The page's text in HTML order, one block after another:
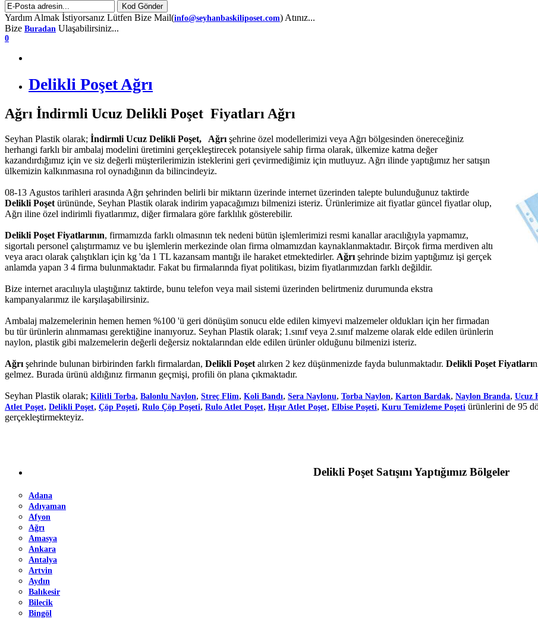
Yardım Almak İstiyorsanız Lütfen Bize Mail(info@seyhanbaskiliposet.com) Atınız...
Bize Buradan Ulaşabilirsiniz...
0
Delikli Poşet Ağrı
Ağrı İndirmli Ucuz Delikli Poşet Fiyatları Ağrı
Seyhan Plastik olarak; İndirmli Ucuz Delikli Poşet, Ağrı şehrine özel modellerimizi veya Ağrı bölgesinden önereceğiniz
herhangi farklı bir ambalaj modelini üretimini gerçekleştirecek potansiyele sahip firma olarak, ülkemize katma değer
kazandırdığımız için ve siz değerli müşterilerimizin isteklerini geri çevirmediğimiz için mutluyuz. Ağrı ilinde yaptığımız her satışın
ülkemizin kalkınmasına rol oynadığının da bilincindeyiz.
08-13 Agustos tarihleri arasında Ağrı şehrinden belirli bir miktarın üzerinde internet üzerinden talepte bulunduğunuz taktirde
Delikli Poşet ürününde, Seyhan Plastik olarak indirim yapacağımızı bilmenizi isteriz. Ürünlerimize ait fiyatlar güncel fiyatlar olup,
Ağrı iline özel indirimli fiyatlarımız, diğer firmalara göre farklılık gösterebilir.
Delikli Poşet Fiyatlarının, firmamızda farklı olmasının tek nedeni bütün işlemlerimizi resmi kanallar aracılığıyla yapmamız,
sigortalı personel çalıştırmamız ve bu işlemlerin merkezinde olan firma olmamızdan kaynaklanmaktadır. Birçok firma merdiven altı
veya aracı olarak çalıştıkları için kg 'da 1 TL kazansam mantığı ile haraket etmektedirler. Ağrı şehrinde bizim yaptığımız işi gerçek
anlamda yapan 3 4 firma bulunmaktadır. Fakat bu firmalarında fiyat politikası, bizim fiyatlarımızdan farklı değildir.
Bize internet aracılııyla ulaştığınız taktirde, bunu telefon veya mail sistemi üzerinden belirtmeniz durumunda ekstra
kampanyalarımız ile karşılaşabilirsiniz.
Ambalaj malzemelerinin hemen hemen %100 'ü geri dönüşüm sonucu elde edilen kimyevi malzemeler oldukları için her firmadan
bu tür ürünlerin alınmaması gerektiğine inanıyoruz. Seyhan Plastik olarak; 1.sınıf veya 2.sınıf malzeme olarak elde edilen ürünlerin
naylon, plastik gibi malzemelerin değerli değersiz noktalarından elde edilen ürünler olduğunu bilmenizi isteriz.
Ağrı şehrinde bulunan birbirinden farklı firmalardan, Delikli Poşet alırken 2 kez düşünmenizde fayda bulunmaktadır. Delikli Poşet Fiyatları
gelmez. Burada ürünü aldığınız firmanın geçmişi, profili ön plana çıkmaktadır.
Seyhan Plastik olarak; Kilitli Torba, Balonlu Naylon, Streç Flim, Koli Bandı, Sera Naylonu, Torba Naylon, Karton Bardak, Naylon Branda, Ucuz
Atlet Poşet, Delikli Poşet, Çöp Poşeti, Rulo Çöp Poşeti, Rulo Atlet Poşet, Hışır Atlet Poşet, Elbise Poşeti, Kuru Temizleme Poşeti ürünlerini de 95
gerçekleştirmekteyiz.
Delikli Poşet Satışını Yaptığımız Bölgeler
Adana
Adıyaman
Afyon
Ağrı
Amasya
Ankara
Antalya
Artvin
Aydın
Balıkesir
Bilecik
Bingöl